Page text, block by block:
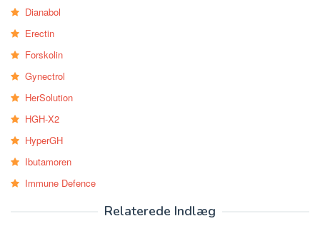
Dianabol
Erectin
Forskolin
Gynectrol
HerSolution
HGH-X2
HyperGH
Ibutamoren
Immune Defence
Relaterede Indlæg